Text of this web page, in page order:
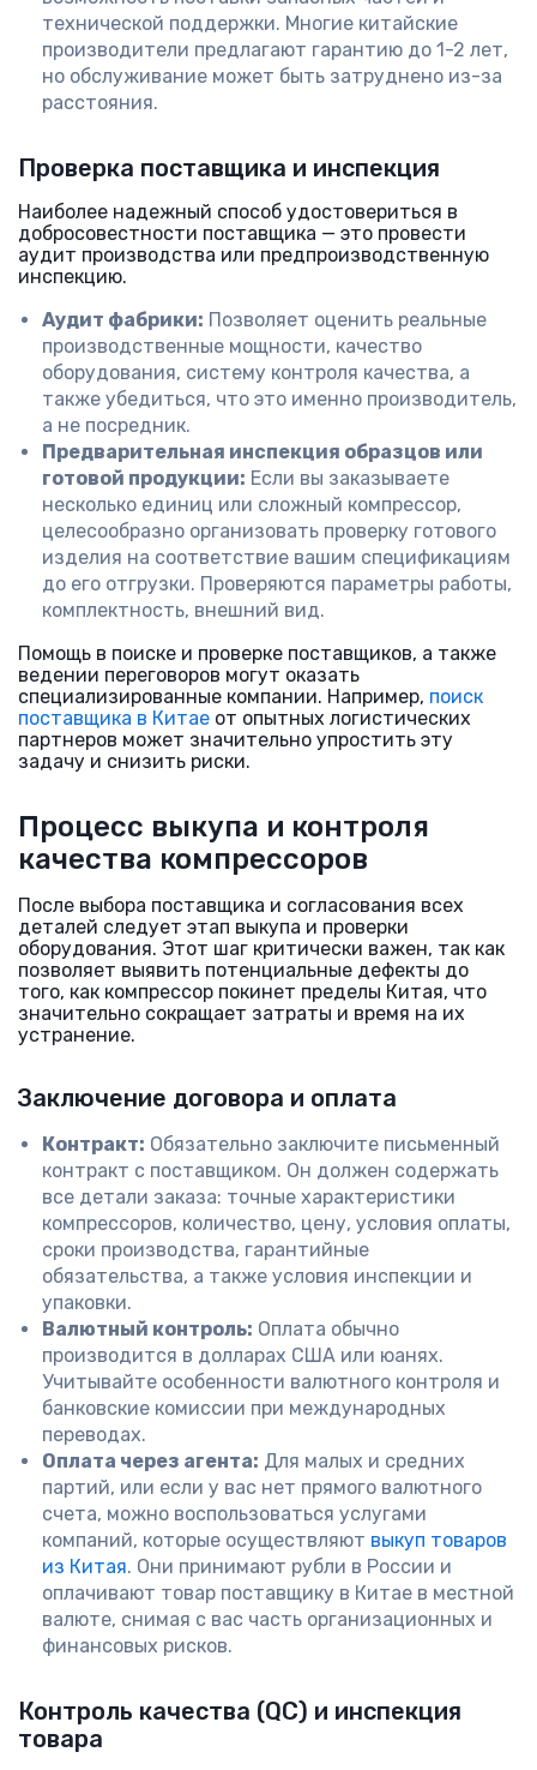
технической поддержки. Многие китайские
производители предлагают гарантию до 1-2 лет,
но обслуживание может быть затруднено из-за
расстояния.
Проверка поставщика и инспекция
Наиболее надежный способ удостовериться в
добросовестности поставщика — это провести
аудит производства или предпроизводственную
инспекцию.
Аудит фабрики: Позволяет оценить реальные
производственные мощности, качество
оборудования, систему контроля качества, а
также убедиться, что это именно производитель,
а не посредник.
Предварительная инспекция образцов или
готовой продукции: Если вы заказываете
несколько единиц или сложный компрессор,
целесообразно организовать проверку готового
изделия на соответствие вашим спецификациям
до его отгрузки. Проверяются параметры работы,
комплектность, внешний вид.
Помощь в поиске и проверке поставщиков, а также
ведении переговоров могут оказать
специализированные компании. Например, поиск
поставщика в Китае от опытных логистических
партнеров может значительно упростить эту
задачу и снизить риски.
Процесс выкупа и контроля
качества компрессоров
После выбора поставщика и согласования всех
деталей следует этап выкупа и проверки
оборудования. Этот шаг критически важен, так как
позволяет выявить потенциальные дефекты до
того, как компрессор покинет пределы Китая, что
значительно сокращает затраты и время на их
устранение.
Заключение договора и оплата
Контракт: Обязательно заключите письменный
контракт с поставщиком. Он должен содержать
все детали заказа: точные характеристики
компрессоров, количество, цену, условия оплаты,
сроки производства, гарантийные
обязательства, а также условия инспекции и
упаковки.
Валютный контроль: Оплата обычно
производится в долларах США или юанях.
Учитывайте особенности валютного контроля и
банковские комиссии при международных
переводах.
Оплата через агента: Для малых и средних
партий, или если у вас нет прямого валютного
счета, можно воспользоваться услугами
компаний, которые осуществляют выкуп товаров
из Китая. Они принимают рубли в России и
оплачивают товар поставщику в Китае в местной
валюте, снимая с вас часть организационных и
финансовых рисков.
Контроль качества (QC) и инспекция
товара